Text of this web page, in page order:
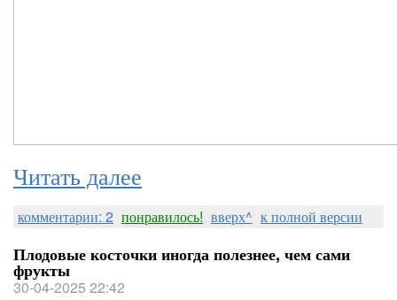
Читать далее
комментарии: 2 понравилось! вверх^ к полной версии
Плодовые косточки иногда полезнее, чем сами
фрукты
30-04-2025 22:42